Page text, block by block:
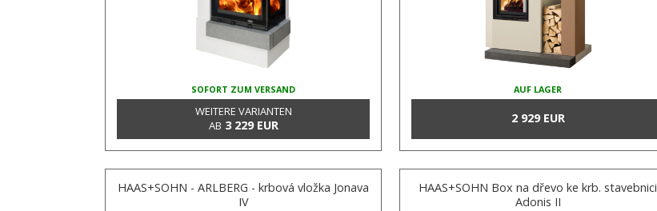
SOFORT ZUM VERSAND
WEITERE VARIANTEN
AB 3 229 EUR
AUF LAGER
2 929 EUR
HAAS+SOHN - ARLBERG - krbová vložka Jonava
IV
HAAS+SOHN Box na dřevo ke krb. stavebnici
Adonis II